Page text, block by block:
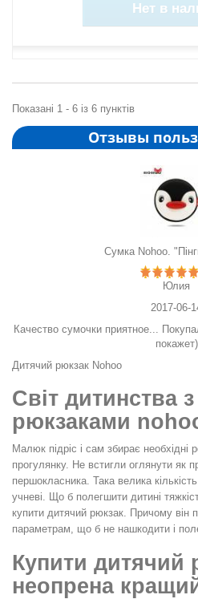
Нет в
Показані 1 - 6 із 6 пунктів
Отзывы
Сумка Nohoo.
Юлия
2017-06-
Качество сумочки приятное...
покажет)
Дитячий рюкзак Nohoo
Світ дитинства
рюкзаками
Малюк підріс і сам збирає необхідні
прогулянку. Не встигли оглянути як
першокласника. Така велика
учневі. Що б полегшити дитині
купити дитячий рюкзак. Причому він
параметрам, що б не нашкодити і
Купити дитячий
неопрена